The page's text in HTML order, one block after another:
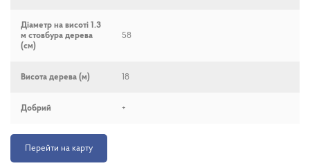
Діаметр на висоті 1.3
м стовбура дерева
(см)
58
Висота дерева (м) 18
Добрий +
Перейти на карту